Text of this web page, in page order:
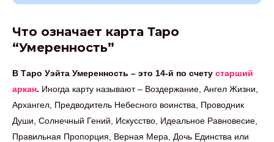
Что означает карта Таро
“Умеренность”
В Таро Уэйта Умеренность – это 14-й по счету старший
аркан. Иногда карту называют – Воздержание, Ангел Жизни,
Архангел, Предводитель Небесного воинства, Проводник
Души, Солнечный Гений, Искусство, Идеальное Равновесие,
Правильная Пропорция, Верная Мера, Дочь Единства или